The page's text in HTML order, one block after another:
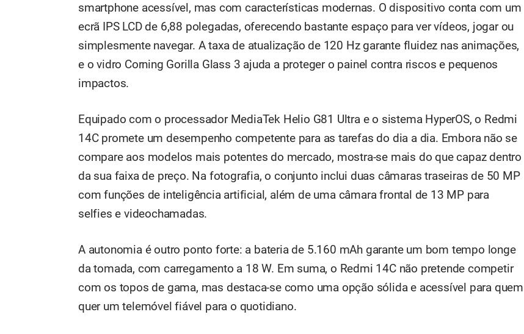
smartphone acessível, mas com características modernas. O dispositivo conta com um
ecrã IPS LCD de 6,88 polegadas, oferecendo bastante espaço para ver vídeos, jogar ou
simplesmente navegar. A taxa de atualização de 120 Hz garante fluidez nas animações,
e o vidro Corning Gorilla Glass 3 ajuda a proteger o painel contra riscos e pequenos
impactos.
Equipado com o processador MediaTek Helio G81 Ultra e o sistema HyperOS, o Redmi
14C promete um desempenho competente para as tarefas do dia a dia. Embora não se
compare aos modelos mais potentes do mercado, mostra-se mais do que capaz dentro
da sua faixa de preço. Na fotografia, o conjunto inclui duas câmaras traseiras de 50 MP
com funções de inteligência artificial, além de uma câmara frontal de 13 MP para
selfies e videochamadas.
A autonomia é outro ponto forte: a bateria de 5.160 mAh garante um bom tempo longe
da tomada, com carregamento a 18 W. Em suma, o Redmi 14C não pretende competir
com os topos de gama, mas destaca-se como uma opção sólida e acessível para quem
quer um telemóvel fiável para o quotidiano.